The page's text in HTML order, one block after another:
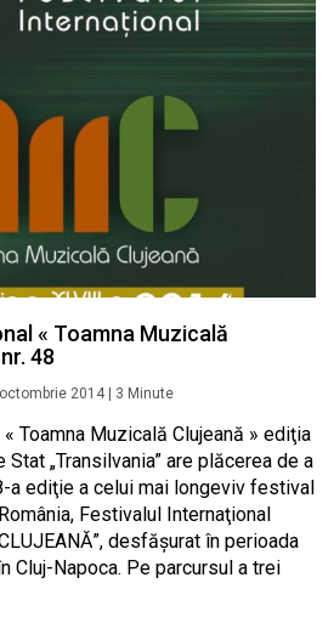
« Toamna Muzicală
48
2014 3 Minute
Toamna Muzicală Clujeană » ediţia
Stat „Transilvania” are plăcerea de a
a ediţie a celui mai longeviv festival
Festivalul Internaţional
desfăşurat în perioada
Cluj-Napoca. Pe parcursul a trei